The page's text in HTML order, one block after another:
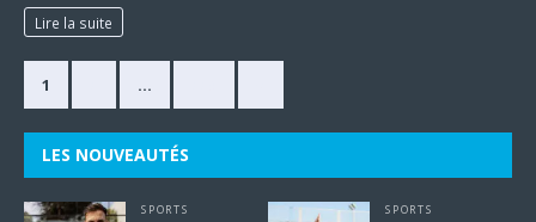
Lire la suite
1 …
LES NOUVEAUTÉS
SPORTS SPORTS